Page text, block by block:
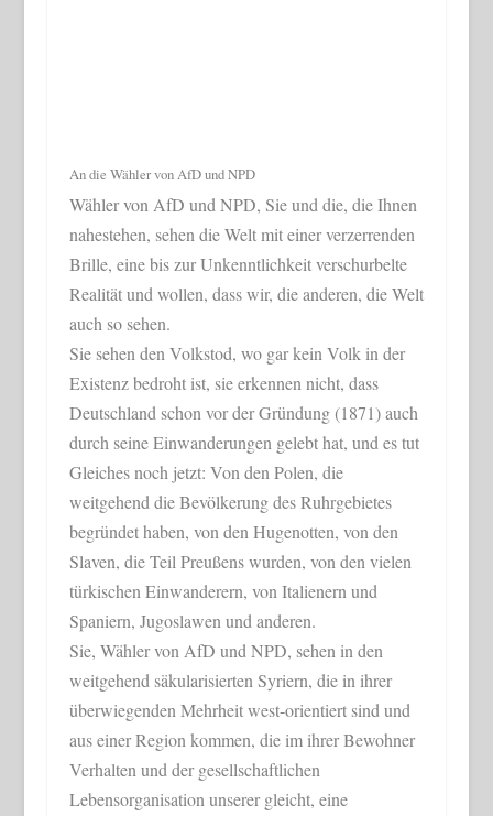
An die Wähler von AfD und NPD
Wähler von AfD und NPD, Sie und die, die Ihnen
nahestehen, sehen die Welt mit einer verzerrenden
Brille, eine bis zur Unkenntlichkeit verschurbelte
Realität und wollen, dass wir, die anderen, die Welt
auch so sehen.
Sie sehen den Volkstod, wo gar kein Volk in der
Existenz bedroht ist, sie erkennen nicht, dass
Deutschland schon vor der Gründung (1871) auch
durch seine Einwanderungen gelebt hat, und es tut
Gleiches noch jetzt: Von den Polen, die
weitgehend die Bevölkerung des Ruhrgebietes
begründet haben, von den Hugenotten, von den
Slaven, die Teil Preußens wurden, von den vielen
türkischen Einwanderern, von Italienern und
Spaniern, Jugoslawen und anderen.
Sie, Wähler von AfD und NPD, sehen in den
weitgehend säkularisierten Syriern, die in ihrer
überwiegenden Mehrheit west-orientiert sind und
aus einer Region kommen, die im ihrer Bewohner
Verhalten und der gesellschaftlichen
Lebensorganisation unserer gleicht, eine